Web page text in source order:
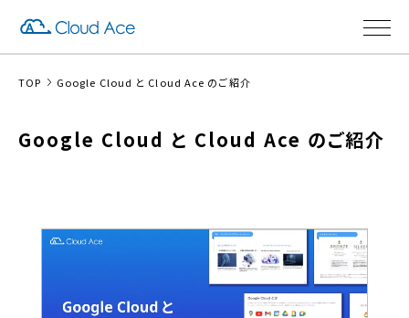
TOP Google Cloud と Cloud Ace のご紹介
Google Cloud と Cloud Ace のご紹介